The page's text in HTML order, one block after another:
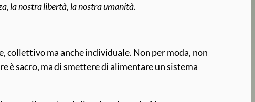
, la nostra libertà, la nostra umanità.
collettivo ma anche individuale. Non per moda, non
è sacro, ma di smettere di alimentare un sistema